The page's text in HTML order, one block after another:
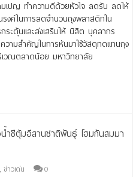
เปญ ทำความดีด้วยหัวใจ ลดรับ ลดให้
ค์ในการลดจำนวนถุงพลาสติกใน
ะตุ้นและส่งเสริมให้ นิสิต บุคลากร
วามสำคัญในการหันมาใช้วัสดุทดแทนถุง
วณตลาดน้อย มหาวิทยาลัย
น้ำชีตุ้มอีสานชาติพันธุ์ โฮมกันสมมา
,ข่าวเด่น 0